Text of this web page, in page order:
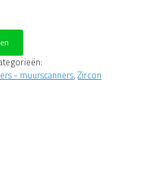
- muurscanners, Zircon